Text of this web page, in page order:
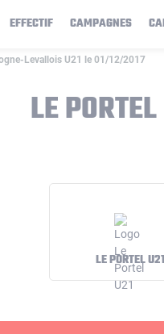
EFFECTIF CAMPAGNES
Levallois U21 le 01/12/2017
LE
LE PORTEL U21